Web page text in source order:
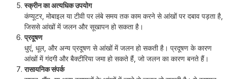
स्क्रीन का अत्यधिक उपयोग
कंप्यूटर, मोबाइल या टीवी पर लंबे समय तक काम करने से आंखों पर दबाव पड़ता है,
जिससे आंखों में जलन और सूखापन हो सकता है।
प्रदूषण
धुएं, धूल, और अन्य प्रदूषण से आंखों में जलन हो सकती है। प्रदूषण के कारण
आंखों में गंदगी और बैक्टीरिया जमा हो सकते हैं, जो जलन का कारण बनते हैं।
रासायनिक संपर्क